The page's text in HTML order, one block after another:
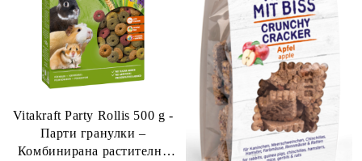
Vitakraft Party Rollis 500 g -
Парти гранулки –
Комбинирана растителна